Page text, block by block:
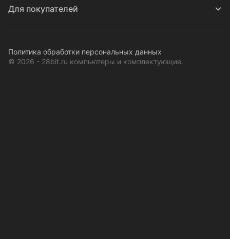
Для покупателей
© 2026 - 28bit.ru компьютеры и комплектующие.
Политика обработки персональных данных